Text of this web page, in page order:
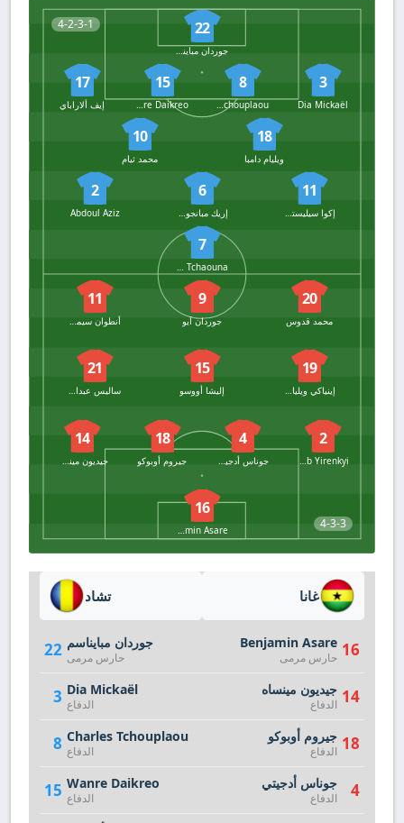
4-2-3-1 22
جوردان مبايناسم
3
Dia Mickaël
8
Charles Tchouplaou
15
Wanre Daikreo
17
إيف ألاراباي
18
ويليام دامبا
10
محمد ثيام
11
إكوا سيليستين
6
إريك مبانجوسوم
2
Abdoul Aziz
7
Haroun Tchaouna
4-3-3
20
محمد قدوس
9
جوردان آيو
11
أنطوان سيمنيو
19
إينياكي ويليامز
15
إليشا أووسو
21
ساليس عبدالصمد
2
4
18
جيروم أوبوكو
14
16
Benjamin Asare
تشاد
22 جوردان مبايناسم
حارس مرمى
3 Dia Mickaël
الدفاع
8 Charles Tchouplaou
الدفاع
15 Wanre Daikreo
الدفاع
غانا
16
Benjamin Asare
حارس مرمى
14 جيديون مينساه
الدفاع
18 جيروم أوبوكو
الدفاع
4 جوناس أدجيتي
الدفاع